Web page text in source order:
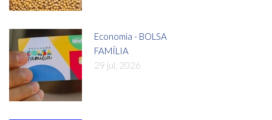
Economia - BOLSA
FAMÍLIA
29 jul, 2026